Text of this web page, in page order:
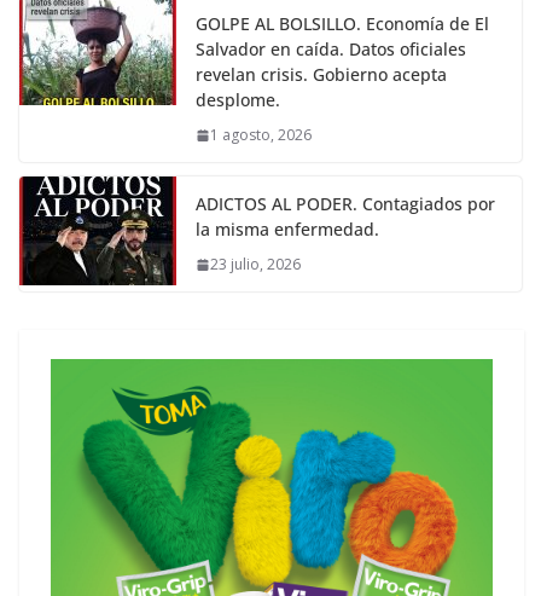
GOLPE AL BOLSILLO. Economía de El
Salvador en caída. Datos oficiales
revelan crisis. Gobierno acepta
desplome.
1 agosto, 2026
ADICTOS AL PODER. Contagiados por
la misma enfermedad.
23 julio, 2026